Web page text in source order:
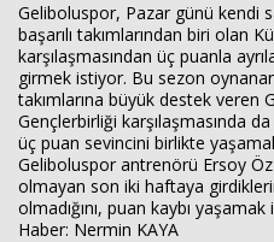
Geliboluspor, Pazar günü kendi
başarılı takımlarından biri olan
karşılaşmasından üç puanla
girmek istiyor. Bu sezon
takımlarına büyük destek veren
Gençlerbirliği karşılaşmasında da
üç puan sevincini birlikte
Geliboluspor antrenörü Ersoy Öz
olmayan son iki haftaya
olmadığını, puan kaybı
Haber: Nermin KAYA